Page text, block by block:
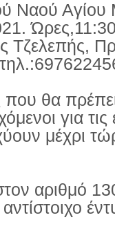
Ναού
Τζελεπής,
που θα
για τις
μέχρι
αριθμό